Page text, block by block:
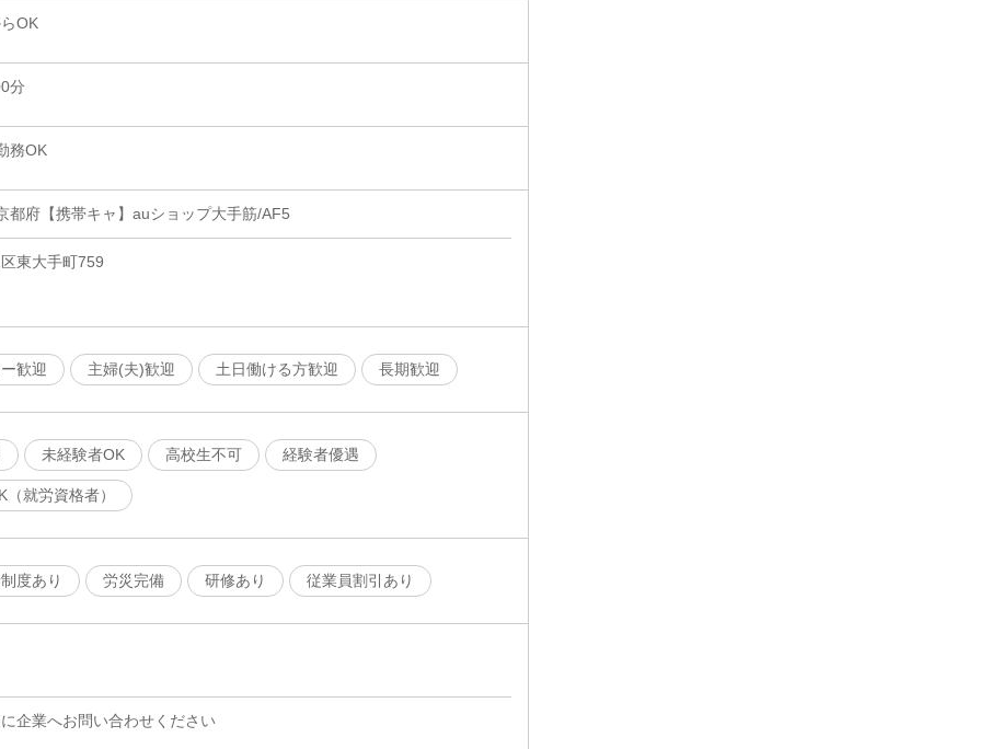
OK
分
務OK
都府【携帯キャ】auショップ大手筋/AF5
東大手町759
歓迎
主婦(夫)歓迎 土日働ける方歓迎 長期歓迎
未経験者OK 高校生不可 経験者優遇
（就労資格者）
度あり
労災完備 研修あり 従業員割引あり
企業へお問い合わせください